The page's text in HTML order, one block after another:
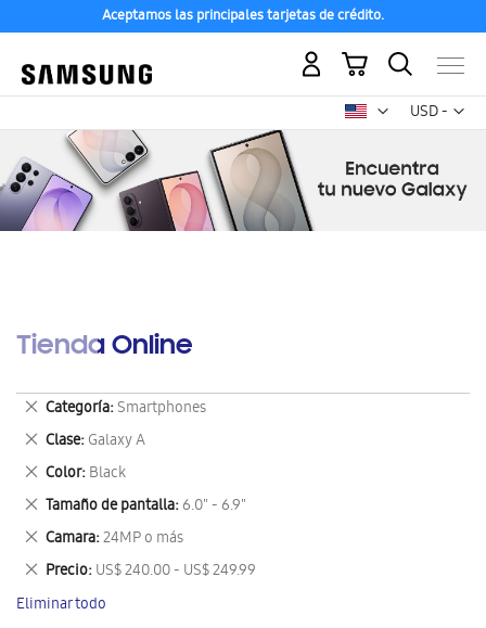
Aceptamos las principales tarjetas de crédito.
USD -
dólar
Mi carrito
Tienda Online
Categoría Smartphones
Eliminar
este
artículo
Clase Galaxy A
Eliminar
este
artículo
Color Black
Eliminar
este
artículo
Tamaño de pantalla 6.0" - 6.9"
Eliminar
este
artículo
Camara 24MP o más
Eliminar
este
artículo
Precio US$ 240.00 - US$ 249.99
Eliminar
este
artículo
Eliminar todo